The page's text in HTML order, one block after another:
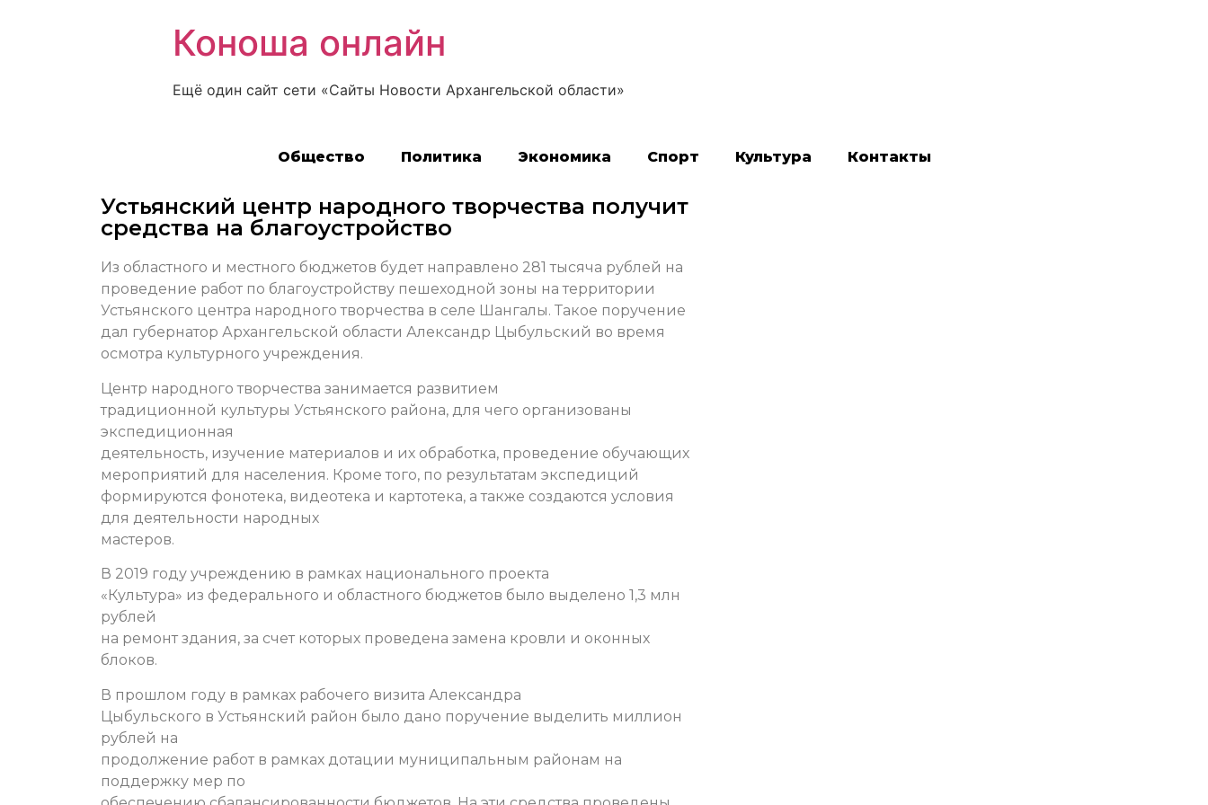
Коноша онлайн
Ещё один сайт сети «Сайты Новости Архангельской области»
Общество Политика Экономика Спорт Культура Контакты
Устьянский центр народного творчества получит
средства на благоустройство
Из областного и местного бюджетов будет направлено 281 тысяча рублей на
проведение работ по благоустройству пешеходной зоны на территории
Устьянского центра народного творчества в селе Шангалы. Такое поручение
дал губернатор Архангельской области Александр Цыбульский во время
осмотра культурного учреждения.
Центр народного творчества занимается развитием
традиционной культуры Устьянского района, для чего организованы
экспедиционная
деятельность, изучение материалов и их обработка, проведение обучающих
мероприятий для населения. Кроме того, по результатам экспедиций
формируются фонотека, видеотека и картотека, а также создаются условия
для деятельности народных
мастеров.
В 2019 году учреждению в рамках национального проекта
«Культура» из федерального и областного бюджетов было выделено 1,3 млн
рублей
на ремонт здания, за счет которых проведена замена кровли и оконных
блоков.
В прошлом году в рамках рабочего визита Александра
Цыбульского в Устьянский район было дано поручение выделить миллион
рублей на
продолжение работ в рамках дотации муниципальным районам на
поддержку мер по